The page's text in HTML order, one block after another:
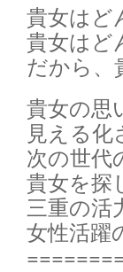
貴女はど
貴女はど
だから、
貴女の思
見える
次の世代
貴女を探
三重の活
女性活躍